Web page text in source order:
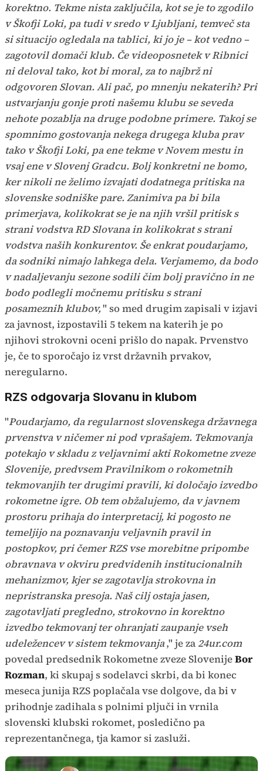
korektno. Tekme nista zaključila, kot se je to zgodilo
v Škofji Loki, pa tudi v sredo v Ljubljani, temveč sta
si situacijo ogledala na tablici, ki jo je – kot vedno –
zagotovil domači klub. Če videoposnetek v Ribnici
ni deloval tako, kot bi moral, za to najbrž ni
odgovoren Slovan. Ali pač, po mnenju nekaterih? Pri
ustvarjanju gonje proti našemu klubu se seveda
nehote pozablja na druge podobne primere. Takoj se
spomnimo gostovanja nekega drugega kluba prav
tako v Škofji Loki, pa ene tekme v Novem mestu in
vsaj ene v Slovenj Gradcu. Bolj konkretni ne bomo,
ker nikoli ne želimo izvajati dodatnega pritiska na
slovenske sodniške pare. Zanimiva pa bi bila
primerjava, kolikokrat se je na njih vršil pritisk s
strani vodstva RD Slovana in kolikokrat s strani
vodstva naših konkurentov. Še enkrat poudarjamo,
da sodniki nimajo lahkega dela. Verjamemo, da bodo
v nadaljevanju sezone sodili čim bolj pravično in ne
bodo podlegli močnemu pritisku s strani
posameznih klubov," so med drugim zapisali v izjavi
za javnost, izpostavili 5 tekem na katerih je po
njihovi strokovni oceni prišlo do napak. Prvenstvo
je, če to sporočajo iz vrst državnih prvakov,
neregularno.
RZS odgovarja Slovanu in klubom
"Poudarjamo, da regularnost slovenskega državnega
prvenstva v ničemer ni pod vprašajem. Tekmovanja
potekajo v skladu z veljavnimi akti Rokometne zveze
Slovenije, predvsem Pravilnikom o rokometnih
tekmovanjih ter drugimi pravili, ki določajo izvedbo
rokometne igre. Ob tem obžalujemo, da v javnem
prostoru prihaja do interpretacij, ki pogosto ne
temeljijo na poznavanju veljavnih pravil in
postopkov, pri čemer RZS vse morebitne pripombe
obravnava v okviru predvidenih institucionalnih
mehanizmov, kjer se zagotavlja strokovna in
nepristranska presoja. Naš cilj ostaja jasen,
zagotavljati pregledno, strokovno in korektno
izvedbo tekmovanj ter ohranjati zaupanje vseh
udeležencev v sistem tekmovanja," je za 24ur.com
povedal predsednik Rokometne zveze SlovenijeBor
Rozman, ki skupaj s sodelavci skrbi, da bi konec
meseca junija RZS poplačala vse dolgove, da bi v
prihodnje zadihala s polnimi pljuči in vrnila
slovenski klubski rokomet, posledično pa
reprezentančnega, tja kamor si zasluži.